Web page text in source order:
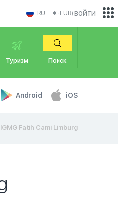
RU € (EUR)
Туризм Поиск
Android iOS
войти
IGMG Fatih Cami Limburg